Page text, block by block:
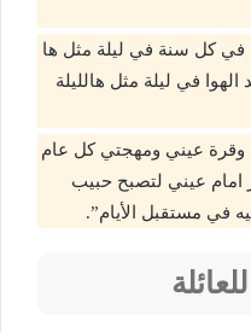
في كل سنة في ليلة مثل ها
الهوا في ليلة مثل هالليلة
وقرة عيني ومهجتي كل عام
امام عيني لتصبح حبيب
في مستقبل الأيام”.